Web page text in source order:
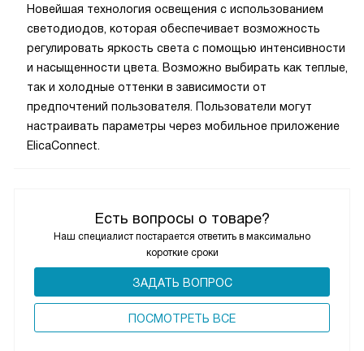
Есть вопросы о товаре?
Наш специалист постарается ответить в максимально
короткие сроки
ЗАДАТЬ ВОПРОС
ПОCМОТРЕТЬ ВСЕ
Новейшая технология освещения с использованием
светодиодов, которая обеспечивает возможность
регулировать яркость света с помощью интенсивности
и насыщенности цвета. Возможно выбирать как теплые,
так и холодные оттенки в зависимости от
предпочтений пользователя. Пользователи могут
настраивать параметры через мобильное приложение
ElicaConnect.